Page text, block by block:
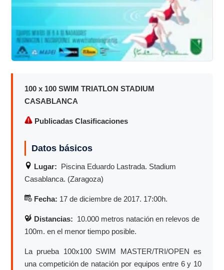
100 x 100 SWIM TRIATLON STADIUM
CASABLANCA
Publicadas Clasificaciones
Datos básicos
Lugar: Piscina Eduardo Lastrada. Stadium
Casablanca. (Zaragoza)
Fecha: 17 de diciembre de 2017. 17:00h.
Distancias: 10.000 metros natación en relevos de
100m. en el menor tiempo posible.
La prueba 100x100 SWIM MASTER/TRI/OPEN es
una competición de natación por equipos entre 6 y 10